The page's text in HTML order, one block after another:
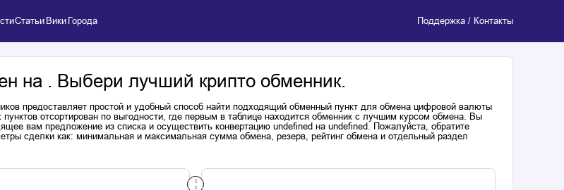
Статьи Вики Города Поддержка / Контакты
на . Выбери лучший крипто обменник.
предоставляет простой и удобный способ найти подходящий обменный пункт для обмена цифровой валюты
отсортирован по выгодности, где первым в таблице находится обменник с лучшим курсом обмена. Вы
вам предложение из списка и осуществить конвертацию undefined на undefined. Пожалуйста, обратите
сделки как: минимальная и максимальная сумма обмена, резерв, рейтинг обмена и отдельный раздел